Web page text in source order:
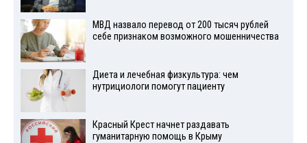
МВД назвало перевод от 200 тысяч рублей
себе признаком возможного мошенничества
Диета и лечебная физкультура: чем
нутрициологи помогут пациенту
Красный Крест начнет раздавать
гуманитарную помощь в Крыму